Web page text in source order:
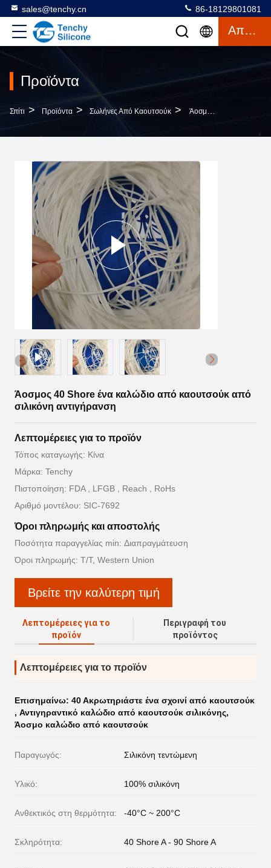
sales@tenchy.cn 86-18129801081
Απόσπασμα
Προϊόντα
Σπίτι > Προϊόντα > Σωλήνες Από Καουτσούκ > Άοσμος 40 Shore Ένα Καλώδιο Από Καουτσούκ Από Σιλικόνη Αντιγήρανση
Άοσμος 40 Shore ένα καλώδιο από καουτσούκ από
σιλικόνη αντιγήρανση
Λεπτομέρειες για το προϊόν
Τόπος καταγωγής: Κίνα
Μάρκα: Tenchy
Πιστοποίηση: FDA , LFGB , Reach , RoHs
Αριθμό μοντέλου: SIC-7692
Όροι πληρωμής και αποστολής
Ποσότητα παραγγελίας min: Διαπραγμάτευση
Όροι πληρωμής: T/T, Western Union
Βρείτε την καλύτερη τιμή
Λεπτομέρειες για το
προϊόν
Περιγραφή του
προϊόντος
Λεπτομέρειες για το προϊόν
Επισημαίνω: 40 Ακρωτηριάστε ένα σχοινί από καουτσούκ
, Αντιγηραντικό καλώδιο από καουτσούκ σιλικόνης,
Άοσμο καλώδιο από καουτσούκ
Παραγωγός: Σιλικόνη τεντώμενη
Υλικό: 100% σιλικόνη
Ανθεκτικός στη θερμότητα: -40°C ~ 200°C
Σκληρότητα: 40 Shore A - 90 Shore A